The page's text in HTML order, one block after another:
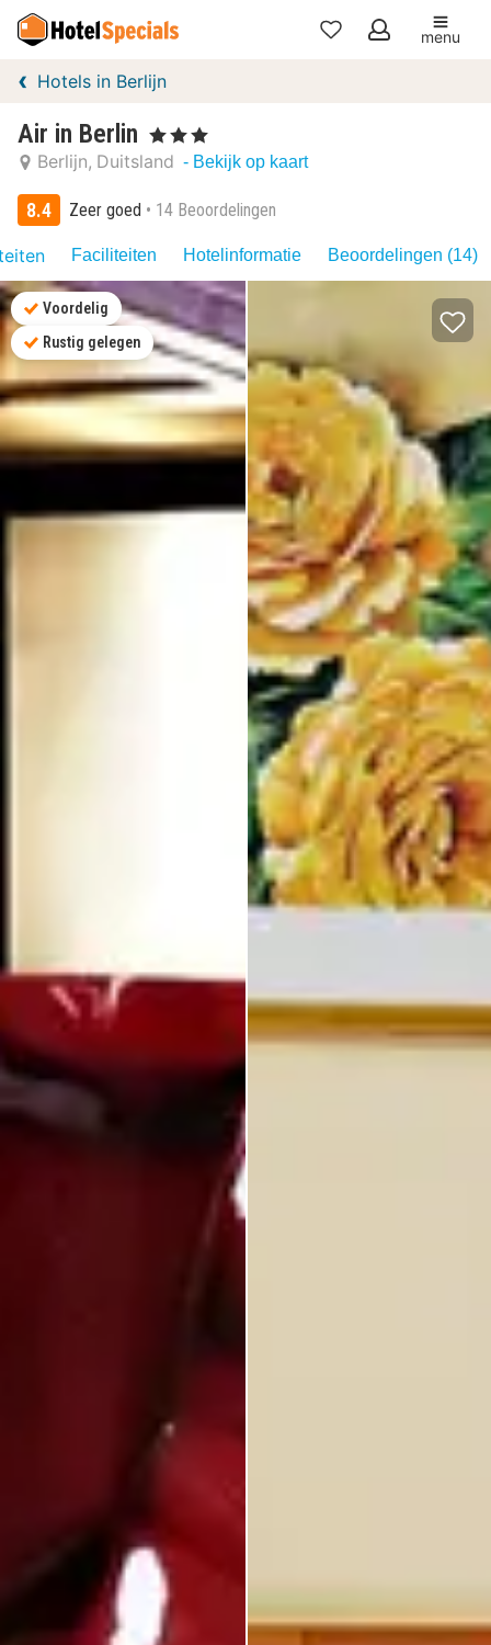
Mijn
menu
Hotels in Berlijn
Air in Berlin , 3 Sterren
Berlijn Duitsland - Bekijk op kaart
8.4 Zeer goed 14 Beoordelingen
Faciliteiten Hotelinformatie Beoordelingen (14)
Voordelig
Rustig gelegen